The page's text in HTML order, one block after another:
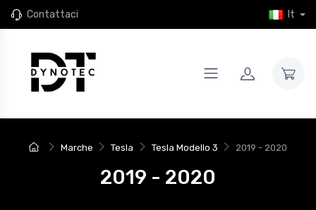
Contattaci It
Marche Tesla Tesla Modello 3 2019 - 2020
2019 - 2020